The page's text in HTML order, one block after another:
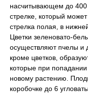
насчитывающем до 400
стрелке, который
стрелка полая, в
Цветки зеленовато-
осуществляют пчелы и
кроме цветков,
которые при
новому растению.
коробочке до 6